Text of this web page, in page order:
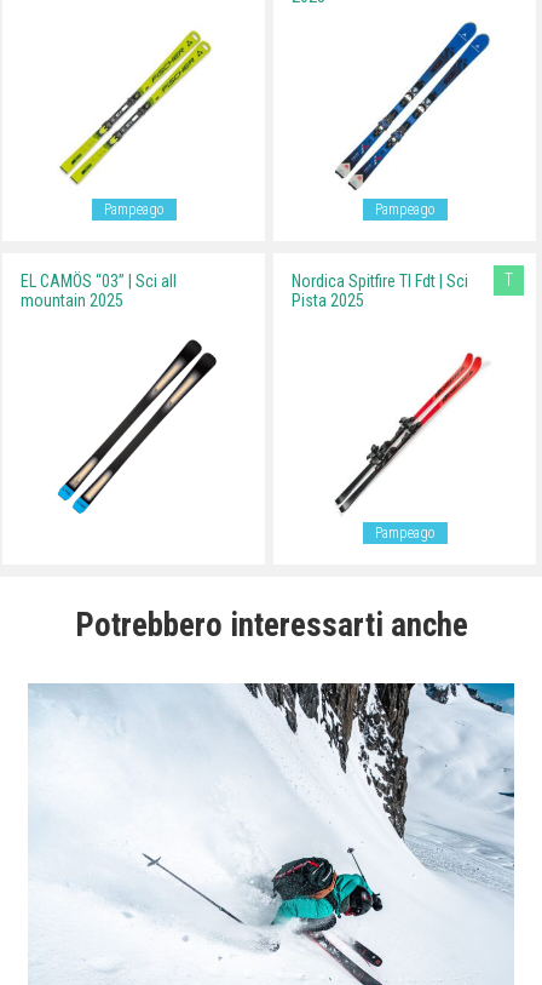
Pampeago Pampeago
EL CAMÖS “03” | Sci all
mountain 2025
Nordica Spitfire TI Fdt | Sci
Pista 2025
T
Pampeago
Potrebbero interessarti anche